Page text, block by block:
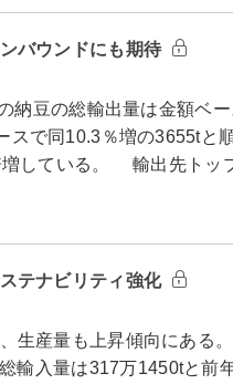
バウンドにも期待
納豆の総輸出量は金額ベ
スで同10.3％増の3655tと
している。 輸出先トッ
テナビリティ強化
生産量も上昇傾向にある
輸入量は317万1450tと前